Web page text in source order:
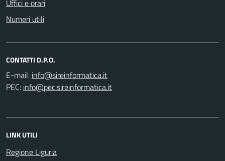
Uffici e orari
Numeri utili
CONTATTI D.P.O.
E-mail:
PEC:
LINK UTILI
Regione Liguria